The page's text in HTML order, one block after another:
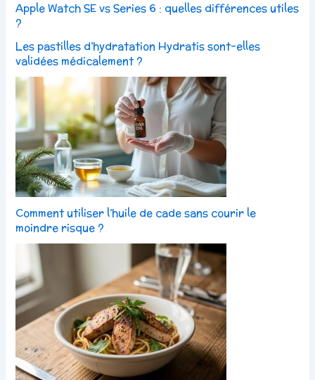
Apple Watch SE vs Series 6 : quelles différences utiles
?
Les pastilles d’hydratation Hydratis sont-elles
validées médicalement ?
Comment utiliser l’huile de cade sans courir le
moindre risque ?